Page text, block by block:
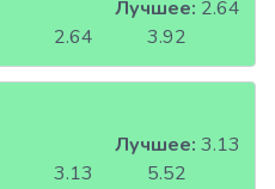
2.64 3.92
Лучшее: 2.64
3.13 5.52
Лучшее: 3.13